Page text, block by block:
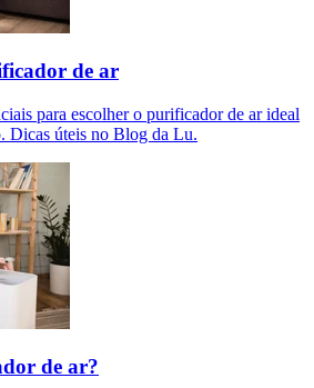
de ar​
para escolher o purificador de ar ideal
Dicas úteis no Blog da Lu.
de ar?